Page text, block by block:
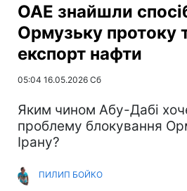
ОАЕ знайшли
Ормузьку протоку
експорт нафти
05:04 16.05.2026 Сб
Яким чином Абу-Дабі
проблему блокування
Ірану?
ПИЛИП БОЙКО